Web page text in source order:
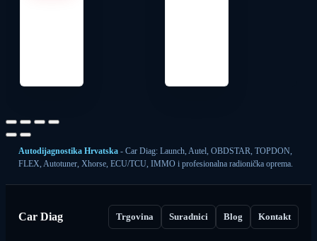
Autodijagnostika Hrvatska - Car Diag: Launch, Autel, OBDSTAR, TOPDON,
FLEX, Autotuner, Xhorse, ECU/TCU, IMMO i profesionalna radionička oprema.
Car Diag Trgovina Suradnici Blog Kontakt